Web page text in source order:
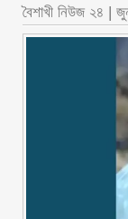
বৈশাখী নিউজ ২৪ |